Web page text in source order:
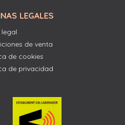
LEGALES
legal
de venta
de cookies
de privacidad